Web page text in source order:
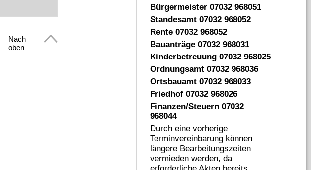
Bürgermeister 07032 968051
Standesamt 07032 968052
Rente 07032 968052
Bauanträge 07032 968031
Kinderbetreuung 07032 968025
Ordnungsamt 07032 968036
Ortsbauamt 07032 968033
Friedhof 07032 968026
Finanzen/Steuern 07032
968044
Durch eine vorherige
Terminvereinbarung können
längere Bearbeitungszeiten
vermieden werden, da
Nach
oben